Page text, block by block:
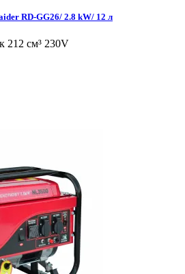
RD-GG26/ 2.8 kW/ 12 л
212 см³ 230V